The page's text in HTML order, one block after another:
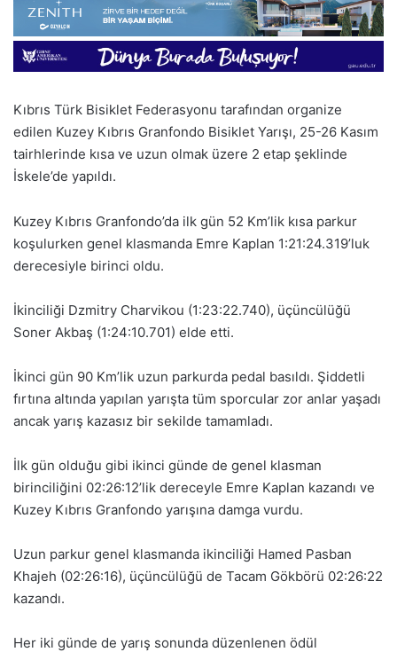
Kıbrıs Türk Bisiklet Federasyonu tarafından organize
edilen Kuzey Kıbrıs Granfondo Bisiklet Yarışı, 25-26 Kasım
tairhlerinde kısa ve uzun olmak üzere 2 etap şeklinde
İskele’de yapıldı.
Kuzey Kıbrıs Granfondo’da ilk gün 52 Km’lik kısa parkur
koşulurken genel klasmanda Emre Kaplan 1:21:24.319’luk
derecesiyle birinci oldu.
İkinciliği Dzmitry Charvikou (1:23:22.740), üçüncülüğü
Soner Akbaş (1:24:10.701) elde etti.
İkinci gün 90 Km’lik uzun parkurda pedal basıldı. Şiddetli
fırtına altında yapılan yarışta tüm sporcular zor anlar yaşadı
ancak yarış kazasız bir sekilde tamamladı.
İlk gün olduğu gibi ikinci günde de genel klasman
birinciliğini 02:26:12’lik dereceyle Emre Kaplan kazandı ve
Kuzey Kıbrıs Granfondo yarışına damga vurdu.
Uzun parkur genel klasmanda ikinciliği Hamed Pasban
Khajeh (02:26:16), üçüncülüğü de Tacam Gökbörü 02:26:22
kazandı.
Her iki günde de yarış sonunda düzenlenen ödül